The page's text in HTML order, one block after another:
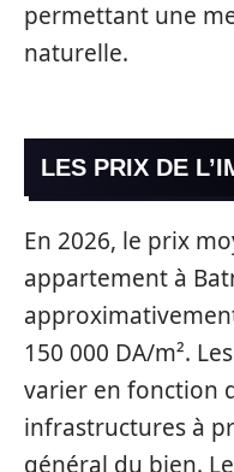
permettant une
naturelle.
LES PRIX DE
En 2026, le prix
appartement à
150 000 DA/m².
varier en fonction
infrastructures à
général du bien.